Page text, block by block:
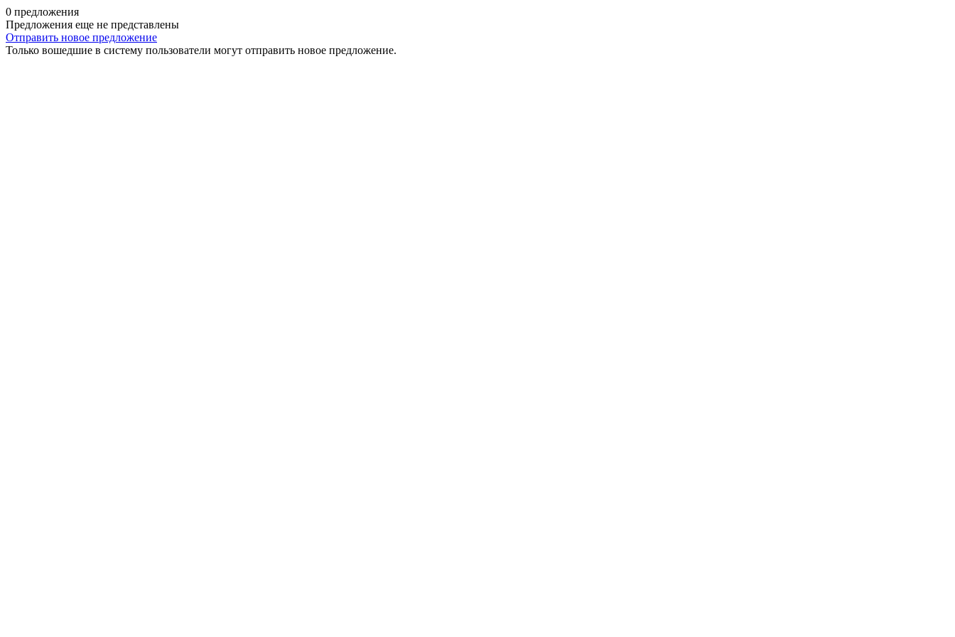
0 предложения
Предложения еще не представлены
Отправить новое предложение
Только вошедшие в систему пользователи могут отправить новое предложение.